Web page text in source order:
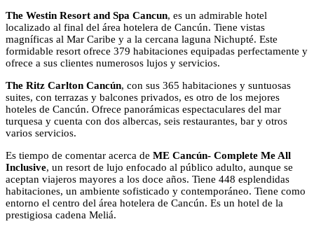
The Westin Resort and Spa Cancun, es un admirable hotel
localizado al final del área hotelera de Cancún. Tiene vistas
magníficas al Mar Caribe y a la cercana laguna Nichupté. Este
formidable resort ofrece 379 habitaciones equipadas perfectamente y
ofrece a sus clientes numerosos lujos y servicios.
The Ritz Carlton Cancún, con sus 365 habitaciones y suntuosas
suites, con terrazas y balcones privados, es otro de los mejores
hoteles de Cancún. Ofrece panorámicas espectaculares del mar
turquesa y cuenta con dos albercas, seis restaurantes, bar y otros
varios servicios.
Es tiempo de comentar acerca de ME Cancún- Complete Me All
Inclusive, un resort de lujo enfocado al público adulto, aunque se
aceptan viajeros mayores a los doce años. Tiene 448 esplendidas
habitaciones, un ambiente sofisticado y contemporáneo. Tiene como
entorno el centro del área hotelera de Cancún. Es un hotel de la
prestigiosa cadena Meliá.